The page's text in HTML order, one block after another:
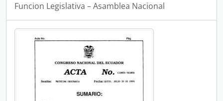
Funcion Legislativa – Asamblea Nacional